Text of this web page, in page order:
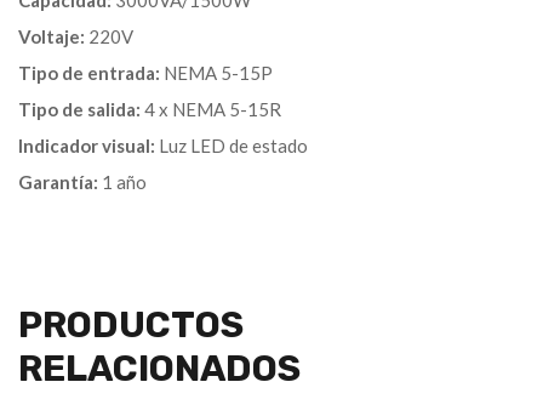
Voltaje: 220V
Tipo de entrada: NEMA 5-15P
Tipo de salida: 4 x NEMA 5-15R
Indicador visual: Luz LED de estado
Garantía: 1 año
PRODUCTOS
RELACIONADOS